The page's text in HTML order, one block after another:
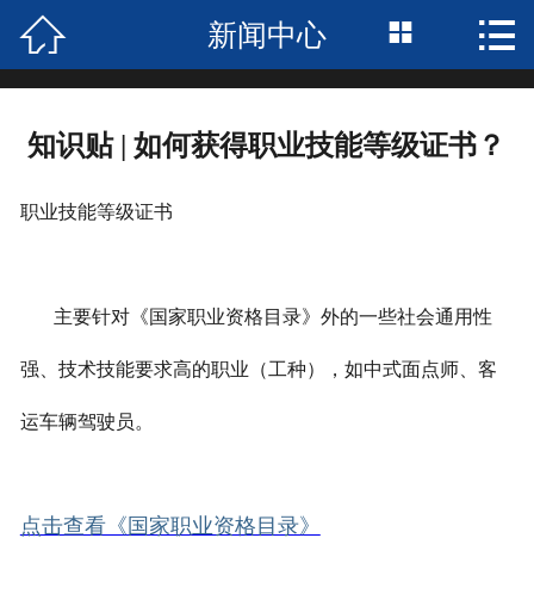
首页
关于我们
服务项目
 新闻中心  
知识贴 | 如何获得职业技能等级证书？
职业技能等级证书
主要针对《国家职业资格目录》外的一些社会通用性
强、技术技能要求高的职业（工种），如中式面点师、客
运车辆驾驶员。
点击查看《国家职业资格目录》